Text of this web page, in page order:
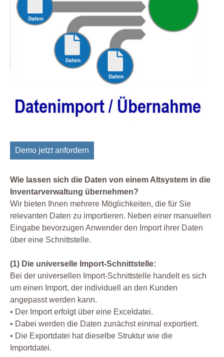
Demo jetzt anfordern
Wie lassen sich die Daten von einem Altsystem in die
Inventarverwaltung übernehmen?
Wir bieten Ihnen mehrere Möglichkeiten, die für Sie
relevanten Daten zu importieren. Neben einer manuellen
Eingabe bevorzugen Anwender den Import ihrer Daten
über eine Schnittstelle.
(1) Die universelle Import-Schnittstelle:
Bei der universellen Import-Schnittstelle handelt es sich
um einen Import, der individuell an den Kunden
angepasst werden kann.
• Der Import erfolgt über eine Exceldatei.
• Dabei werden die Daten zunächst einmal exportiert.
• Die Exportdatei hat dieselbe Struktur wie die
Importdatei.